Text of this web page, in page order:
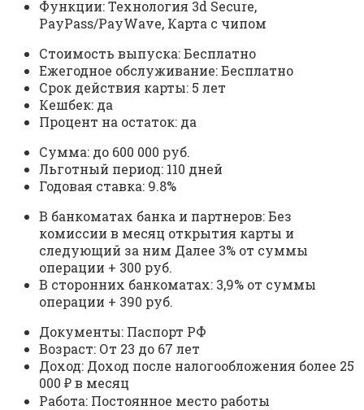
Функции: Технология 3d Secure,
PayPass/PayWave, Карта с чипом
Стоимость выпуска: Бесплатно
Ежегодное обслуживание: Бесплатно
Срок действия карты: 5 лет
Кешбек: да
Процент на остаток: да
Сумма: до 600 000 руб.
Льготный период: 110 дней
Годовая ставка: 9.8%
В банкоматах банка и партнеров: Без
комиссии в месяц открытия карты и
следующий за ним Далее 3% от суммы
операции + 300 руб.
В сторонних банкоматах: 3,9% от суммы
операции + 390 руб.
Документы: Паспорт РФ
Возраст: От 23 до 67 лет
Доход: Доход после налогообложения более 25
000 ₽ в месяц
Работа: Постоянное место работы